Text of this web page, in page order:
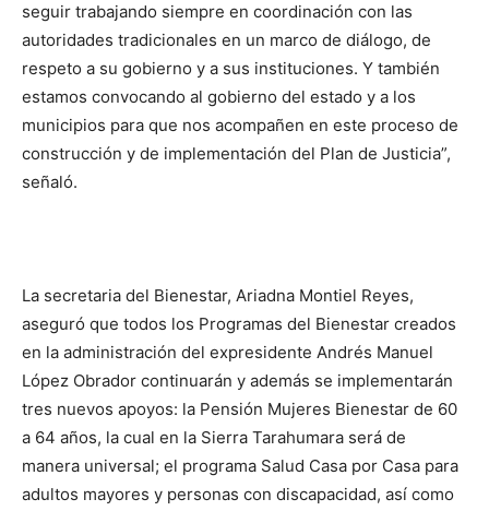
seguir trabajando siempre en coordinación con las
autoridades tradicionales en un marco de diálogo, de
respeto a su gobierno y a sus instituciones. Y también
estamos convocando al gobierno del estado y a los
municipios para que nos acompañen en este proceso de
construcción y de implementación del Plan de Justicia”,
señaló.
La secretaria del Bienestar, Ariadna Montiel Reyes,
aseguró que todos los Programas del Bienestar creados
en la administración del expresidente Andrés Manuel
López Obrador continuarán y además se implementarán
tres nuevos apoyos: la Pensión Mujeres Bienestar de 60
a 64 años, la cual en la Sierra Tarahumara será de
manera universal; el programa Salud Casa por Casa para
adultos mayores y personas con discapacidad, así como